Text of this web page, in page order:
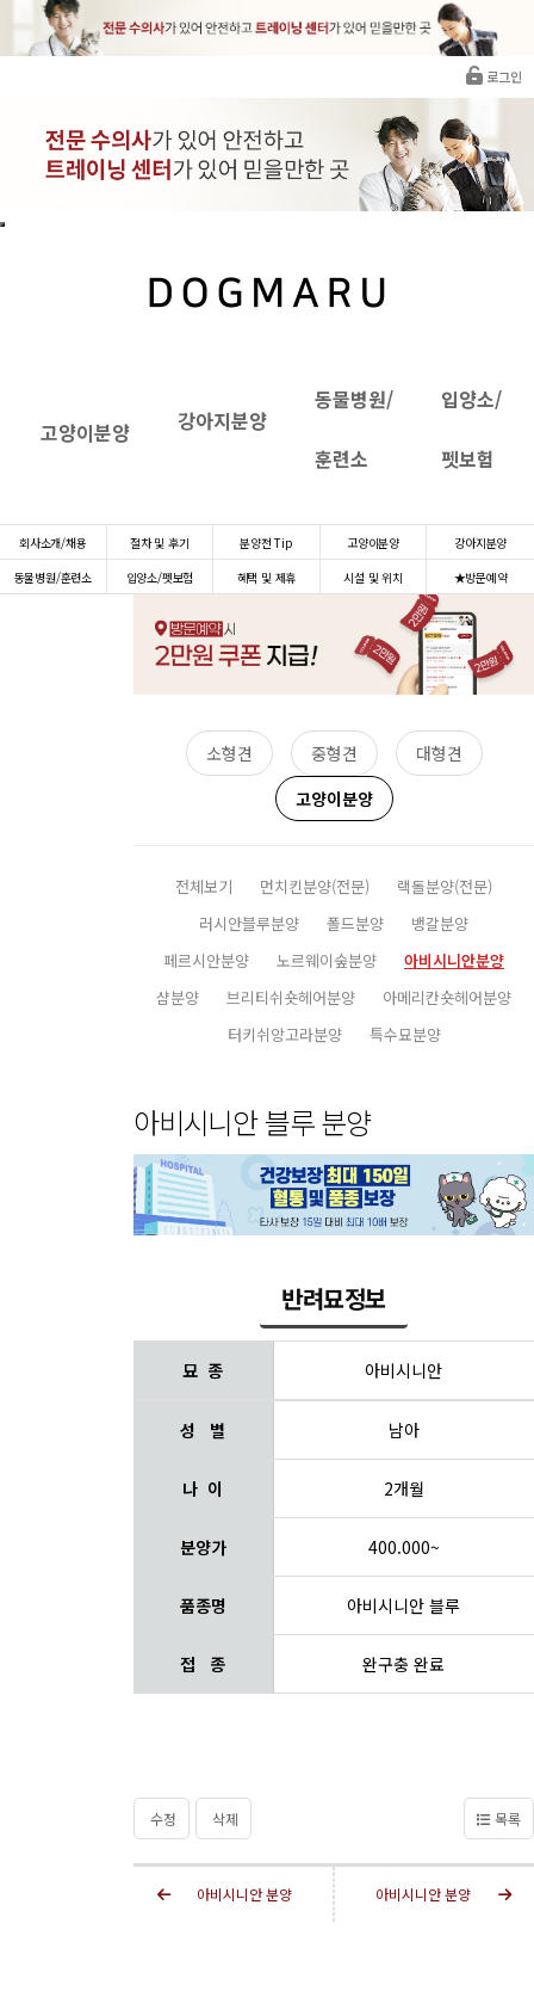
로그인
고양이분양 강아지분양
동물병원/
훈련소
입양소/
펫보험
회사소개/채용 절차 및 후기 분양전 Tip 고양이분양
강아지분양
동물병원/훈련소
입양소/펫보험 혜택 및 제휴 시설 및 위치 ★방문예약
소형견 중형견
대형견
고양이분양
전체보기 먼치킨분양(전문)
랙돌분양(전문)
러시안블루분양
폴드분양
뱅갈분양
페르시안분양
노르웨이숲분양
아비시니안분양
샴분양
브리티쉬숏헤어분양
아메리칸숏헤어분양
터키쉬앙고라분양
특수묘분양
아비시니안 블루 분양
반려묘정보
묘 종 아비시니안
성 별 남아
나 이 2개월
분양가 400.000~
품종명 아비시니안 블루
접 종 완구충 완료
수정 삭제 목록
아비시니안 분양 아비시니안 분양